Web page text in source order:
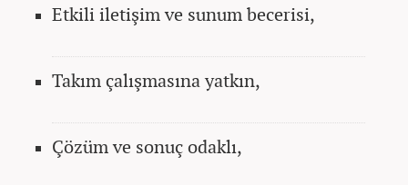
Etkili iletişim ve sunum becerisi,
Takım çalışmasına yatkın,
Çözüm ve sonuç odaklı,